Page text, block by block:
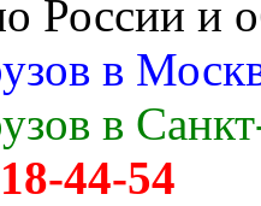
России и
в
в
44-54